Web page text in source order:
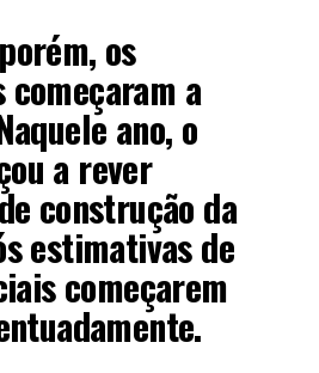
os
a
ano, o
a rever
construção da
estimativas de
começarem